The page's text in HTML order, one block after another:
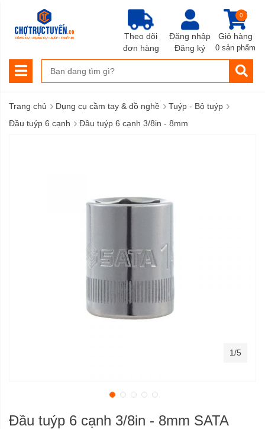
Đăng nhập
Đăng ký
Giỏ hàng
0
0 sản phẩm
Theo dõi
đơn hàng
Trang chủ › Dụng cụ cầm tay & đồ nghề › Tuýp - Bộ tuýp ›
Đầu tuýp 6 cạnh › Đầu tuýp 6 cạnh 3/8in - 8mm
Đầu tuýp 6 cạnh 3/8in - 8mm SATA
1/5